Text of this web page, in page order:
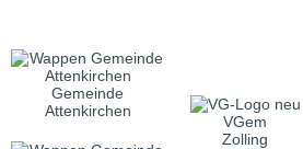
Gemeinde
Attenkirchen
VGem
Zolling